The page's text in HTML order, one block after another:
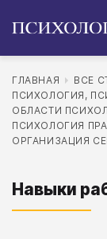
ГЛАВНАЯ ВСЕ
ПСИХОЛОГИЯ,
ОБЛАСТИ
ПСИХОЛОГИЯ
ОРГАНИЗАЦИЯ
Навыки